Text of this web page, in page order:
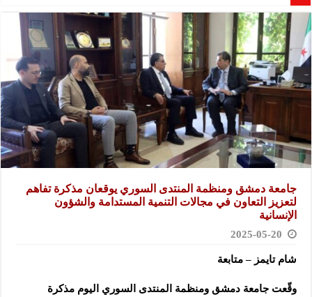
جامعة دمشق ومنظمة المنتدى السوري يوقعان مذكرة تفاهم
لتعزيز التعاون في ‏مجالات التنمية المستدامة والشؤون
الإنسانية ‏
2025-05-20
شام تايمز – متابعة
وقّعت جامعة دمشق ومنظمة المنتدى السوري اليوم‏ مذكرة